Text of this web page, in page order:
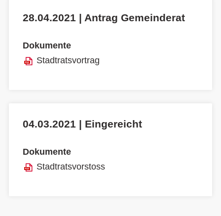
28.04.2021 | Antrag Gemeinderat
Dokumente
Stadtratsvortrag
04.03.2021 | Eingereicht
Dokumente
Stadtratsvorstoss